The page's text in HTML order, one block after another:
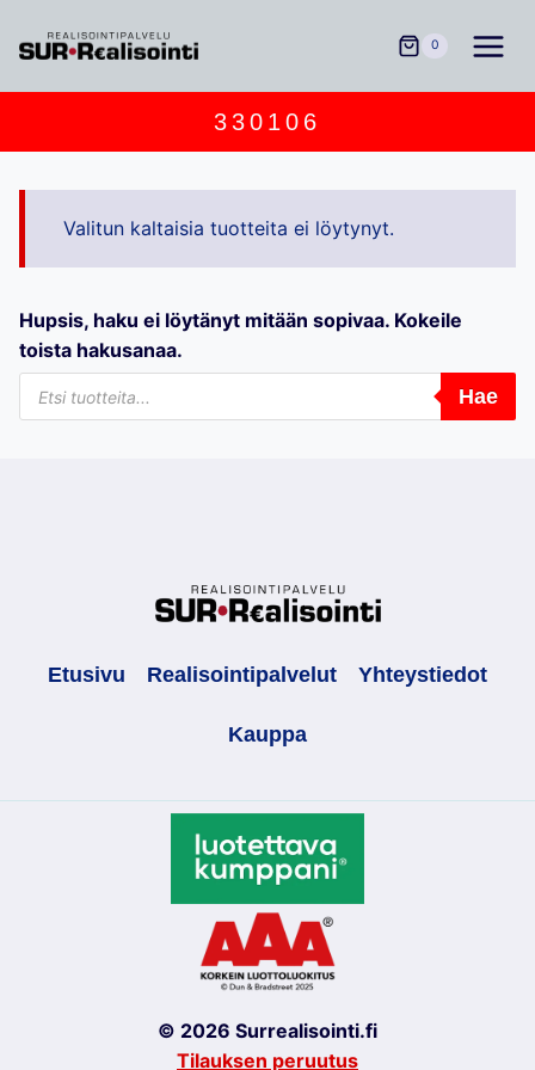
sisältöön
0
330106
Valitun kaltaisia tuotteita ei löytynyt.
Hupsis, haku ei löytänyt mitään sopivaa. Kokeile
toista hakusanaa.
Products
search
Hae
Etusivu Realisointipalvelut Yhteystiedot
Kauppa
© 2026 Surrealisointi.fi
Tilauksen peruutus